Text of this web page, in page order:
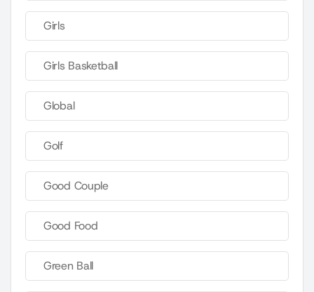
Girls
Girls Basketball
Global
Golf
Good Couple
Good Food
Green Ball